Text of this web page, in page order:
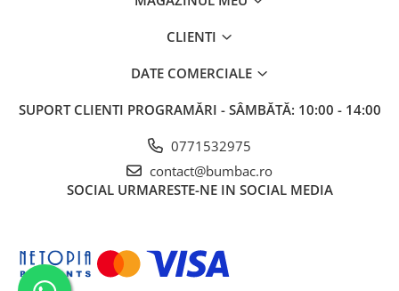
CLIENTI
DATE COMERCIALE
SUPORT CLIENTI PROGRAMĂRI - SÂMBĂTĂ: 10:00 - 14:00
0771532975
contact@bumbac.ro
SOCIAL URMARESTE-NE IN SOCIAL MEDIA